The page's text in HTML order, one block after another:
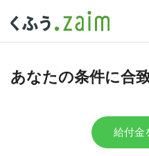
あなたの条件に合
給付金